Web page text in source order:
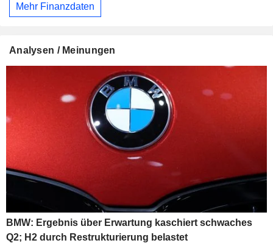
Mehr Finanzdaten
Analysen / Meinungen
BMW: Ergebnis über Erwartung kaschiert schwaches
Q2; H2 durch Restrukturierung belastet